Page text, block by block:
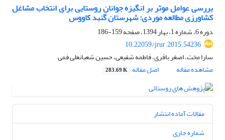
بررسی عوامل موثر بر انگیزه جوانان روستایی برای انتخاب مشاغل
کشاورزی مطالعه موردی: شهرستان گنبد کاووس
دوره 6، شماره 1، بهار 1394، صفحه
159-186
10.22059/jrur.2015.54236
سارا مخت، اصغر باقری، فاطمه شفیعی، حسین شعبانعلی فمی
مشاهده مقاله
اصل مقاله 283.69 K
مقالات آماده انتشار
شماره جاری